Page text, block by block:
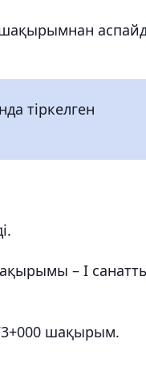
шақырымнан
тіркелген
– I
шақырым.